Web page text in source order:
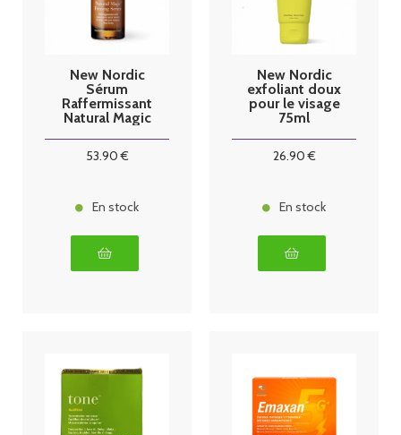
New Nordic
Sérum
Raffermissant
Natural Magic
53.90€
En stock
New Nordic
exfoliant doux
pour le visage
75ml
26.90€
En stock